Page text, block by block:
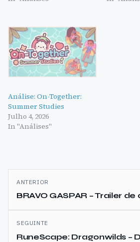
Análise: On-Together:
Summer Studies
Julho 4, 2026
In "Análises"
Navegação
de
artigos
ANTERIOR
BRAVO GASPAR – Trailer
SEGUINTE
RuneScape: Dragonwilds –